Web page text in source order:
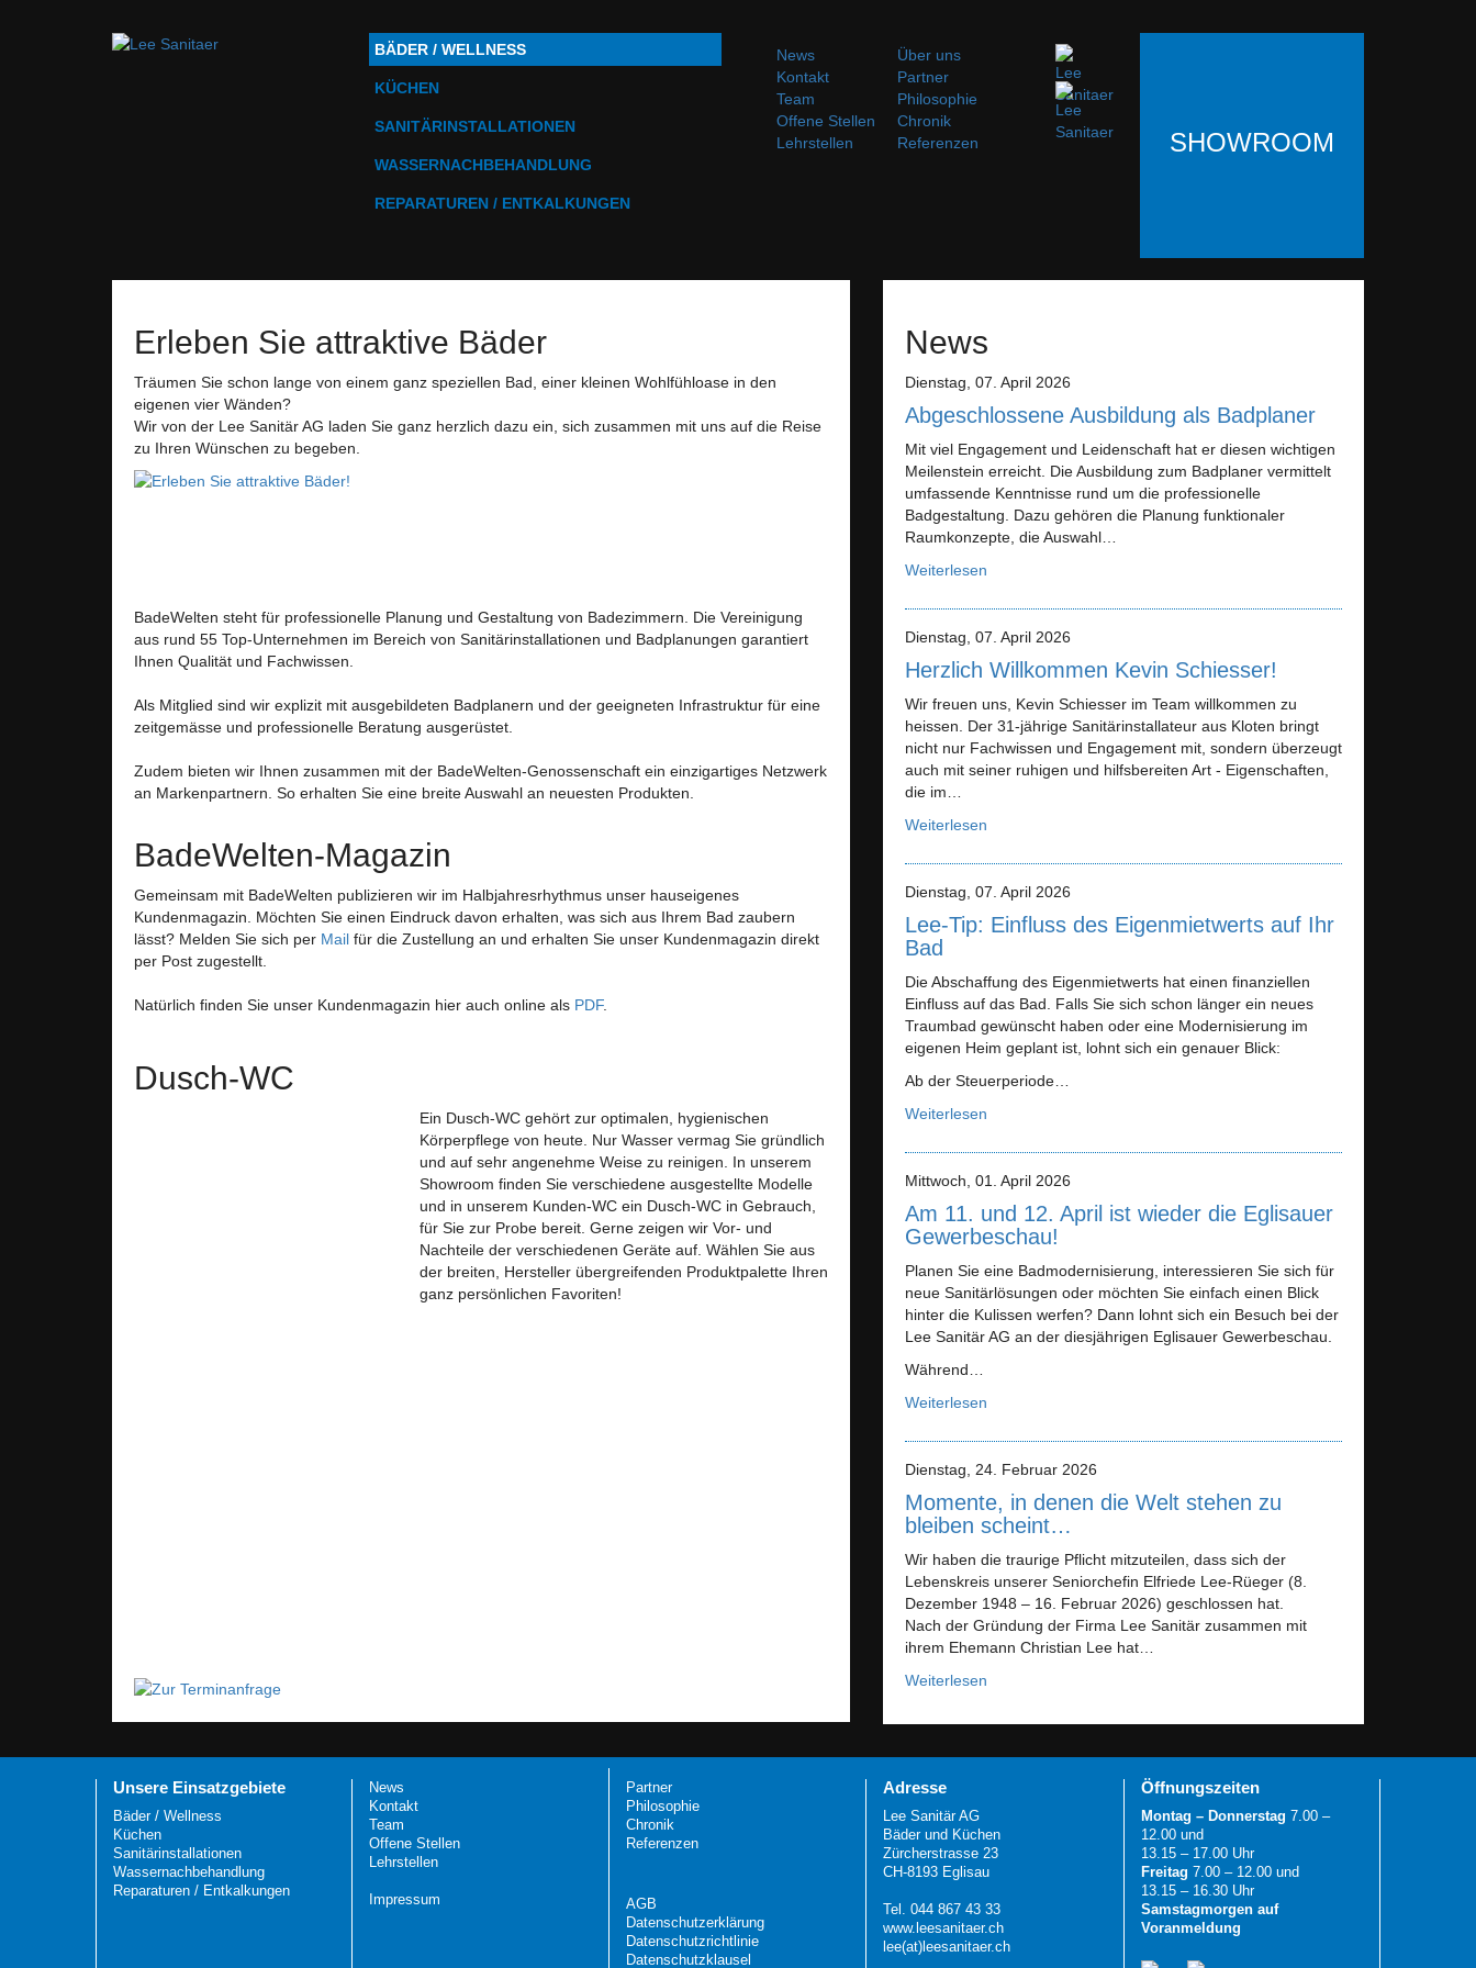
BÄDER / WELLNESS
KÜCHEN
SANITÄRINSTALLATIONEN
WASSERNACHBEHANDLUNG
REPARATUREN / ENTKALKUNGEN
News
Kontakt
Team
Offene Stellen
Lehrstellen
Über uns
Partner
Philosophie
Chronik
Referenzen
SHOWROOM
Erleben Sie attraktive Bäder
Träumen Sie schon lange von einem ganz speziellen Bad, einer kleinen Wohlfühloase in den
eigenen vier Wänden?
Wir von der Lee Sanitär AG laden Sie ganz herzlich dazu ein, sich zusammen mit uns auf die Reise
zu Ihren Wünschen zu begeben.
BadeWelten steht für professionelle Planung und Gestaltung von Badezimmern. Die Vereinigung
aus rund 55 Top-Unternehmen im Bereich von Sanitärinstallationen und Badplanungen garantiert
Ihnen Qualität und Fachwissen.
Als Mitglied sind wir explizit mit ausgebildeten Badplanern und der geeigneten Infrastruktur für eine
zeitgemässe und professionelle Beratung ausgerüstet.
Zudem bieten wir Ihnen zusammen mit der BadeWelten-Genossenschaft ein einzigartiges Netzwerk
an Markenpartnern. So erhalten Sie eine breite Auswahl an neuesten Produkten.
BadeWelten-Magazin
Gemeinsam mit BadeWelten publizieren wir im Halbjahresrhythmus unser hauseigenes
Kundenmagazin. Möchten Sie einen Eindruck davon erhalten, was sich aus Ihrem Bad zaubern
lässt? Melden Sie sich per Mail für die Zustellung an und erhalten Sie unser Kundenmagazin direkt
per Post zugestellt.
Natürlich finden Sie unser Kundenmagazin hier auch online als PDF.
Dusch-WC
Ein Dusch-WC gehört zur optimalen, hygienischen
Körperpflege von heute. Nur Wasser vermag Sie gründlich
und auf sehr angenehme Weise zu reinigen. In unserem
Showroom finden Sie verschiedene ausgestellte Modelle
und in unserem Kunden-WC ein Dusch-WC in Gebrauch,
für Sie zur Probe bereit. Gerne zeigen wir Vor- und
Nachteile der verschiedenen Geräte auf. Wählen Sie aus
der breiten, Hersteller übergreifenden Produktpalette Ihren
ganz persönlichen Favoriten!
News
Dienstag, 07. April 2026
Abgeschlossene Ausbildung als Badplaner
Mit viel Engagement und Leidenschaft hat er diesen wichtigen
Meilenstein erreicht. Die Ausbildung zum Badplaner vermittelt
umfassende Kenntnisse rund um die professionelle
Badgestaltung. Dazu gehören die Planung funktionaler
Raumkonzepte, die Auswahl…
Weiterlesen
Dienstag, 07. April 2026
Herzlich Willkommen Kevin Schiesser!
Wir freuen uns, Kevin Schiesser im Team willkommen zu
heissen. Der 31-jährige Sanitärinstallateur aus Kloten bringt
nicht nur Fachwissen und Engagement mit, sondern überzeugt
auch mit seiner ruhigen und hilfsbereiten Art - Eigenschaften,
die im…
Weiterlesen
Dienstag, 07. April 2026
Lee-Tip: Einfluss des Eigenmietwerts auf Ihr
Bad
Die Abschaffung des Eigenmietwerts hat einen finanziellen
Einfluss auf das Bad. Falls Sie sich schon länger ein neues
Traumbad gewünscht haben oder eine Modernisierung im
eigenen Heim geplant ist, lohnt sich ein genauer Blick:
Ab der Steuerperiode…
Weiterlesen
Mittwoch, 01. April 2026
Am 11. und 12. April ist wieder die Eglisauer
Gewerbeschau!
Planen Sie eine Badmodernisierung, interessieren Sie sich für
neue Sanitärlösungen oder möchten Sie einfach einen Blick
hinter die Kulissen werfen? Dann lohnt sich ein Besuch bei der
Lee Sanitär AG an der diesjährigen Eglisauer Gewerbeschau.
Während…
Weiterlesen
Dienstag, 24. Februar 2026
Momente, in denen die Welt stehen zu
bleiben scheint…
Wir haben die traurige Pflicht mitzuteilen, dass sich der
Lebenskreis unserer Seniorchefin Elfriede Lee-Rüeger (8.
Dezember 1948 – 16. Februar 2026) geschlossen hat.
Nach der Gründung der Firma Lee Sanitär zusammen mit
ihrem Ehemann Christian Lee hat…
Weiterlesen
Unsere Einsatzgebiete
Bäder / Wellness
Küchen
Sanitärinstallationen
Wassernachbehandlung
Reparaturen / Entkalkungen
News
Kontakt
Team
Offene Stellen
Lehrstellen
Impressum
Partner
Philosophie
Chronik
Referenzen
AGB
Datenschutzerklärung
Datenschutzrichtlinie
Datenschutzklausel
Adresse
Lee Sanitär AG
Bäder und Küchen
Zürcherstrasse 23
CH-8193 Eglisau
Tel. 044 867 43 33
www.leesanitaer.ch
lee(at)leesanitaer.ch
Öffnungszeiten
Montag – Donnerstag 7.00 –
12.00 und
13.15 – 17.00 Uhr
Freitag 7.00 – 12.00 und
13.15 – 16.30 Uhr
Samstagmorgen auf
Voranmeldung